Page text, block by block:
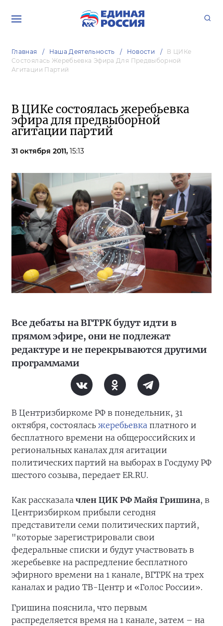
Главная Наша Деятельность Новости
В ЦИКе
Состоялась Жеребьевка Эфира Для Предвыборной
Агитации Партий
В ЦИКе состоялась жеребьевка
эфира для предвыборной
агитации партий
31 октября 2011, 15:13
Все дебаты на ВГТРК будут идти в
прямом эфире, они не подлежат
редактуре и не перекрываются другими
программами
В Центризбиркоме РФ в понедельник, 31
октября, состоялась жеребьевка платного и
бесплатного времени на общероссийских и
региональных каналах для агитации
политических партий на выборах в Госдуму РФ
шестого созыва, передает ER.RU.
Как рассказала член ЦИК РФ Майя Гришина, в
Центризбирком прибыли сегодня
представители семи политических партий,
"которые зарегистрировали свои
федеральные списки и будут участвовать в
жеребьевке на распредление бесплатного
эфирного времени на 1 канале, ВГТРК на трех
каналах и радио ТВ-Центр и «Голос России».
Гришина пояснила, что первым
распределяется время на 1 канале, затем – на